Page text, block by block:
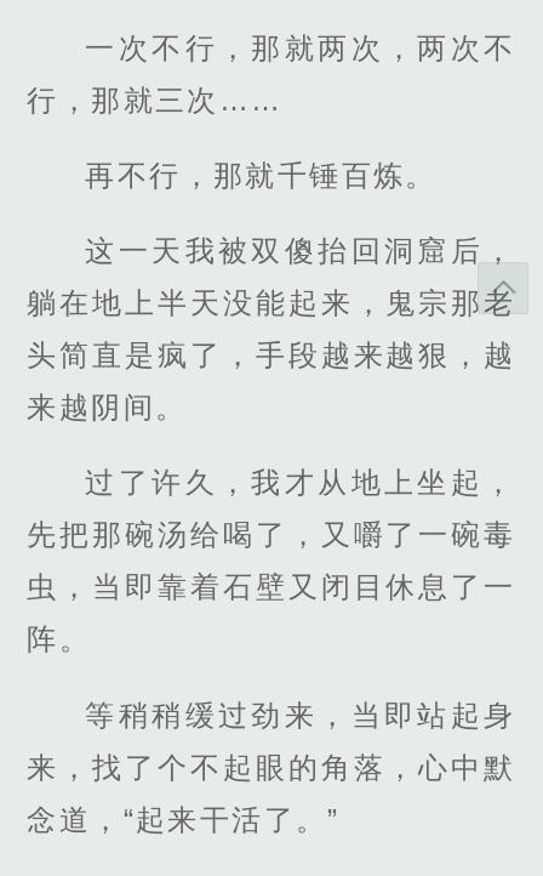
一次不行，那就两次，两次不
行，那就三次……
再不行，那就千锤百炼。
这一天我被双傻抬回洞窟后，
躺在地上半天没能起来，鬼宗那老
头简直是疯了，手段越来越狠，越
来越阴间。
过了许久，我才从地上坐起，
先把那碗汤给喝了，又嚼了一碗毒
虫，当即靠着石壁又闭目休息了一
阵。
等稍稍缓过劲来，当即站起身
来，找了个不起眼的角落，心中默
念道，“起来干活了。”